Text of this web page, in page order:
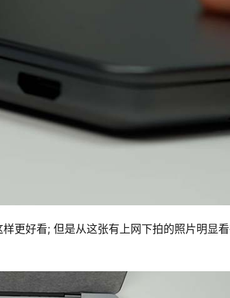
更好看; 但是从这张有上网下拍的照片明显